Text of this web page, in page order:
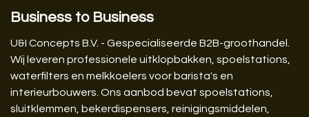
Business to Business
U&I Concepts B.V. - Gespecialiseerde B2B-groothandel.
Wij leveren professionele uitklopbakken, spoelstations,
waterfilters en melkkoelers voor barista's en
interieurbouwers. Ons aanbod bevat spoelstations,
sluitklemmen, bekerdispensers, reinigingsmiddelen,